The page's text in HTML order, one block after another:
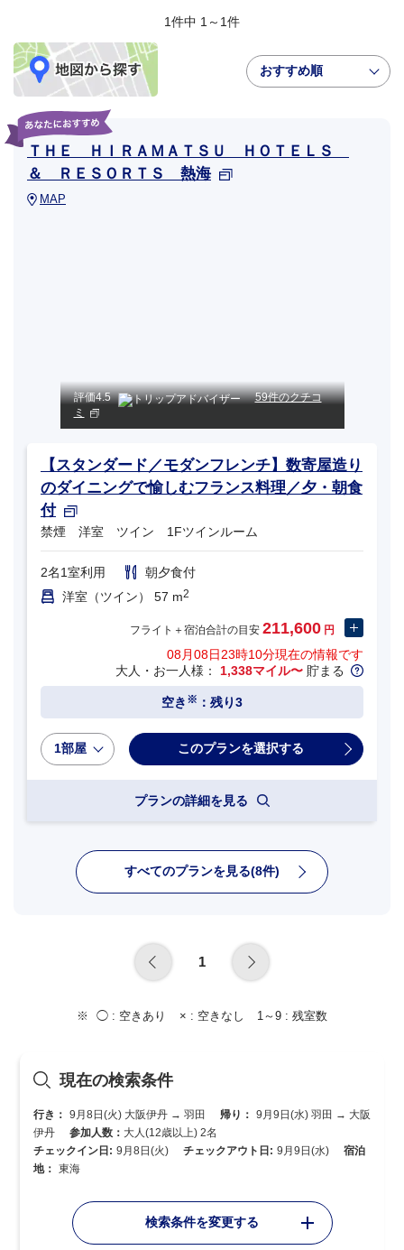
1件中 1～1件
おすすめ順
ＴＨＥ ＨＩＲＡＭＡＴＳＵ ＨＯＴＥＬＳ
＆ ＲＥＳＯＲＴＳ 熱海
MAP
評価4.5
59件のクチコ
ミ
【スタンダード／モダンフレンチ】数寄屋造り
のダイニングで愉しむフランス料理／夕・朝食
付
禁煙 洋室 ツイン 1Fツインルーム
2名1室利用
朝夕食付
洋室（ツイン） 57 m2
フライト＋宿泊合計の目安 211,600 円
08月08日23時10分現在の情報です
大人・お一人様： 1,338マイル〜 貯まる
空き ※ ：残り3
1部屋
プランの詳細を見る
すべてのプランを見る(8件)
1
◯ : 空きあり × : 空きなし 1～9 : 残室数
現在の検索条件
行き： 9月8日(火) 大阪伊丹 → 羽田 帰り： 9月9日(水) 羽田 → 大阪
伊丹
参加人数： 大人(12歳以上) 2名
チェックイン日: 9月8日(火) チェックアウト日: 9月9日(水)
宿泊
地： 東海
検索条件を変更する